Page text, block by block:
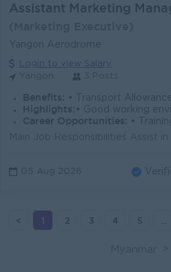
Assistant Marketing
Yangon Aerodrome
Login to view Salary
Benefits: • Transport Allowance • Cost of
Highlights: • Good working environment •
Career Opportunities:
• Training provided •
05 Aug 2026
< 1 2 3 4 5